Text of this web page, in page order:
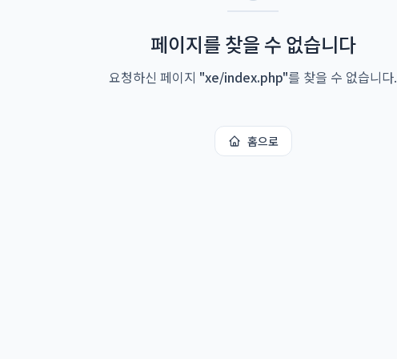
페이지를 찾을 수 없습니다
요청하신 페이지 "xe/index.php"를 찾을 수 없습니다.
홈으로